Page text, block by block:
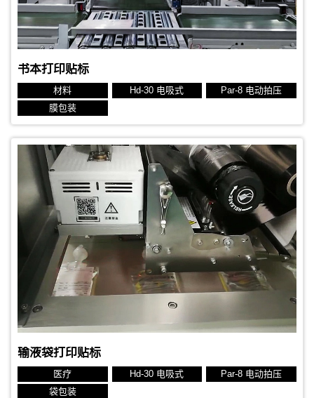
书本打印贴标
材料 Hd-30 电吸式
Par-8 电动拍压
膜包装
输液袋打印贴标
医疗 Hd-30 电吸式
Par-8 电动拍压
袋包装